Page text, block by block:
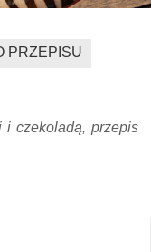
PRZEPISU
i czekoladą, przepis